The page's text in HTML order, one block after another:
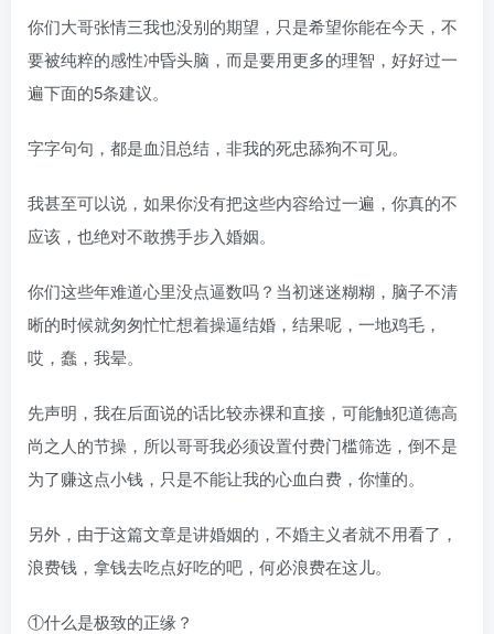
你们大哥张情三我也没别的期望，只是希望你能在今天，不
要被纯粹的感性冲昏头脑，而是要用更多的理智，好好过一
遍下面的5条建议。
字字句句，都是血泪总结，非我的死忠舔狗不可见。
我甚至可以说，如果你没有把这些内容给过一遍，你真的不
应该，也绝对不敢携手步入婚姻。
你们这些年难道心里没点逼数吗？当初迷迷糊糊，脑子不清
晰的时候就匆匆忙忙想着操逼结婚，结果呢，一地鸡毛，
哎，蠢，我晕。
先声明，我在后面说的话比较赤裸和直接，可能触犯道德高
尚之人的节操，所以哥哥我必须设置付费门槛筛选，倒不是
为了赚这点小钱，只是不能让我的心血白费，你懂的。
另外，由于这篇文章是讲婚姻的，不婚主义者就不用看了，
浪费钱，拿钱去吃点好吃的吧，何必浪费在这儿。
①什么是极致的正缘？